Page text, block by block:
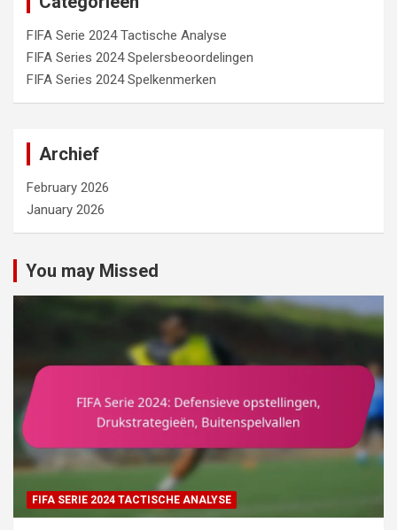
FIFA Serie 2024 Tactische Analyse
FIFA Series 2024 Spelersbeoordelingen
FIFA Series 2024 Spelkenmerken
Archief
February 2026
January 2026
You may Missed
FIFA SERIE 2024 TACTISCHE ANALYSE